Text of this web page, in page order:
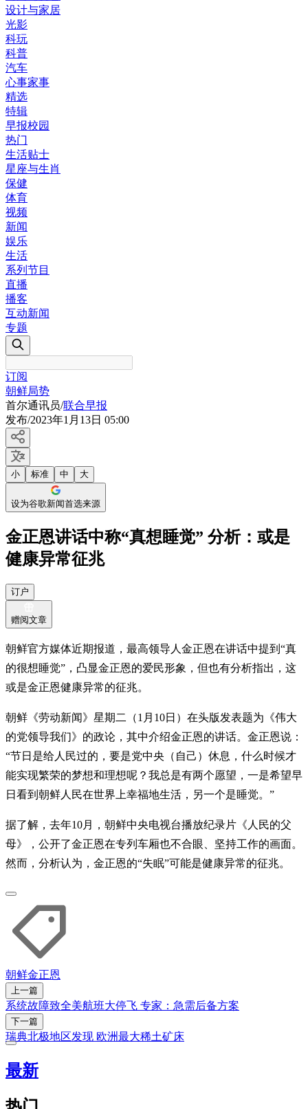
设计与家居
光影
科玩
科普
汽车
心事家事
精选
特辑
早报校园
热门
生活贴士
星座与生肖
保健
体育
视频
新闻
娱乐
生活
系列节目
直播
播客
互动新闻
专题
订阅
朝鲜局势
首尔通讯员/联合早报
发布/2023年1月13日 05:00
小 标准 中 大
设为谷歌新闻首选来源
金正恩讲话中称“真想睡觉” 分析：或是
健康异常征兆
订户
赠阅文章
朝鲜官方媒体近期报道，最高领导人金正恩在讲话中提到“真
的很想睡觉”，凸显金正恩的爱民形象，但也有分析指出，这
或是金正恩健康异常的征兆。
朝鲜《劳动新闻》星期二（1月10日）在头版发表题为《伟大
的党领导我们》的政论，其中介绍金正恩的讲话。金正恩说：
“节日是给人民过的，要是党中央（自己）休息，什么时候才
能实现繁荣的梦想和理想呢？我总是有两个愿望，一是希望早
日看到朝鲜人民在世界上幸福地生活，另一个是睡觉。”
据了解，去年10月，朝鲜中央电视台播放纪录片《人民的父
母》，公开了金正恩在专列车厢也不合眼、坚持工作的画面。
然而，分析认为，金正恩的“失眠”可能是健康异常的征兆。
朝鲜金正恩
上一篇
系统故障致全美航班大停飞 专家：急需后备方案
下一篇
瑞典北极地区发现 欧洲最大稀土矿床
最新